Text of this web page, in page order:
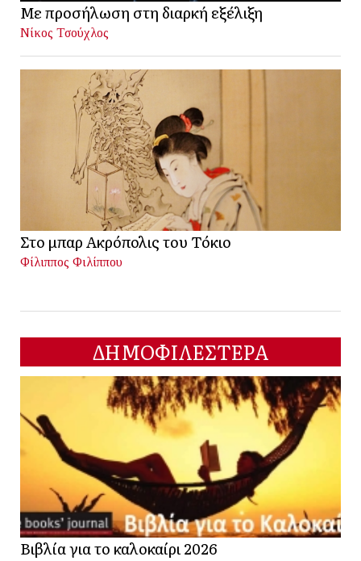
Με προσήλωση στη διαρκή εξέλιξη
Νίκος Τσούχλος
Στο μπαρ Ακρόπολις του Τόκιο
Φίλιππος Φιλίππου
ΔΗΜΟΦΙΛΕΣΤΕΡΑ
Βιβλία για το καλοκαίρι 2026